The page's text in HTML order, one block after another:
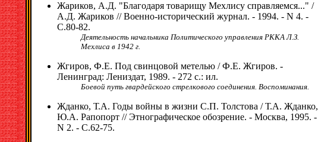
Жариков, А.Д. "Благодаря товарищу Мехлису справляемся..." /
А.Д. Жариков // Военно-исторический журнал. - 1994. - N 4. -
С.80-82.
Деятельность начальника Политического управления РККА Л.З.
Мехлиса в 1942 г.
Жгиров, Ф.Е. Под свинцовой метелью / Ф.Е. Жгиров. -
Ленинград: Лениздат, 1989. - 272 с.: ил.
Боевой путь гвардейского стрелкового соединения. Воспоминания.
Жданко, Т.А. Годы войны в жизни С.П. Толстова / Т.А. Жданко,
Ю.А. Рапопорт // Этнографическое обозрение. - Москва, 1995. -
N 2. - С.62-75.